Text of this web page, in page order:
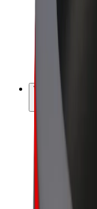
Bolt for
E-kola
Bolt Plus
Vydělávejte s
Řidiči
Partneři